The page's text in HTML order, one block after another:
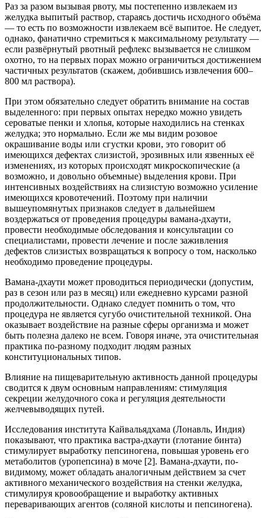
Раз за разом вызывая рвоту, мы постепенно извлекаем из
желудка выпитый раствор, стараясь достичь исходного объёма
— то есть по возможности извлекаем всё выпитое. Не следует,
однако, фанатично стремиться к максимальному результату —
если развёрнутый рвотный рефлекс вызывается не слишком
охотно, то на первых порах можно ограничиться достижением
частичных результатов (скажем, добившись извлечения 600–
800 мл раствора).
При этом обязательно следует обратить внимание на состав
выделенного: при первых опытах нередко можно увидеть
сероватые пенки и хлопья, которые находились на стенках
желудка; это нормально. Если же мы видим розовое
окрашивание воды или сгустки крови, это говорит об
имеющихся дефектах слизистой, эрозивных или язвенных её
изменениях, из которых происходят микроскопические (а
возможно, и довольно объемные) выделения крови. При
интенсивных воздействиях на слизистую возможно усиление
имеющихся кровотечений. Поэтому при наличии
вышеупомянутых признаков следует в дальнейшем
воздержаться от проведения процедуры вамана-дхаути,
провести необходимые обследования и консультации со
специалистами, провести лечение и после заживления
дефектов слизистых возвращаться к вопросу о том, насколько
необходимо проведение процедуры.
Вамана-дхаути может проводиться периодически (допустим,
раз в сезон или раз в месяц) или ежедневно курсами разной
продолжительности. Однако следует помнить о том, что
процедура не является сугубо очистительной техникой. Она
оказывает воздействие на разные сферы организма и может
быть полезна далеко не всем. Говоря иначе, эта очистительная
практика по-разному подходит людям разных
конституциональных типов.
Влияние на пищеварительную активность данной процедуры
сводится к двум основным направлениям: стимуляция
секреции желудочного сока и регуляция деятельности
желчевыводящих путей.
Исследования института Кайвальядхама (Лонавль, Индия)
показывают, что практика вастра-дхаути (глотание бинта)
стимулирует выработку пепсиногена, повышая уровень его
метаболитов (уропепсина) в моче [2]. Вамана-дхаути, по-
видимому, может обладать аналогичным действием за счет
активного механического воздействия на стенки желудка,
стимулируя кровообращение и выработку активных
переваривающих агентов (соляной кислоты и пепсиногена).